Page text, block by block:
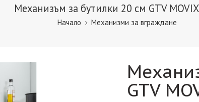
Механизъм за бутилки 20 см GTV MOVIX
Начало Механизми за вграждане
GTV